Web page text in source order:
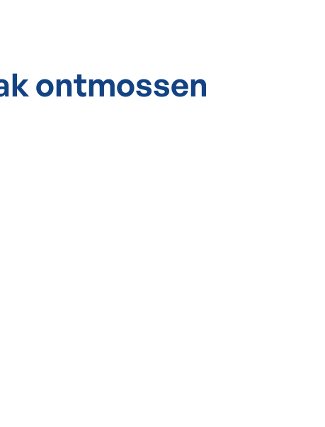
ontmossen